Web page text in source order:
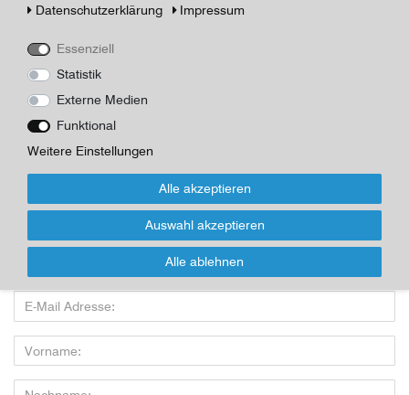
Zentralverschluss, Anastigmat Polluxar 10,5 cm, Lichtstärke: f/4,5,
70,00 EUR
Inhalt1 Stück
Für Infos zum Artikel oder Kauf, bitte
Formular nutzen!
Wenn Sie den Artikel kaufen möchten, dann bitte das Formular
Daten­schutz­erklärung
Impressum
Essenziell
Statistik
Externe Medien
Funktional
Weitere Einstellungen
Alle akzeptieren
Auswahl akzeptieren
Alle ablehnen